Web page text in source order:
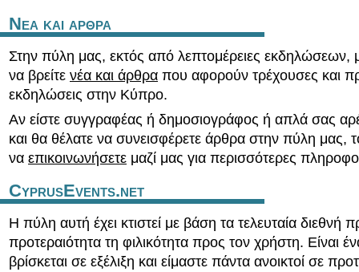
Νεα και αρθρα
Στην πύλη μας, εκτός από λεπτομέρειες εκδηλώσεων,
να βρείτε νέα και άρθρα που αφορούν τρέχουσες και
εκδηλώσεις στην Κύπρο.
Αν είστε συγγραφέας ή δημοσιογράφος ή απλά σας
και θα θέλατε να συνεισφέρετε άρθρα στην πύλη μας,
να επικοινωνήσετε μαζί μας για περισσότερες
CyprusEvents.net
Η πύλη αυτή έχει κτιστεί με βάση τα τελευταία διεθνή
προτεραιότητα τη φιλικότητα προς τον χρήστη. Είναι
βρίσκεται σε εξέλιξη και είμαστε πάντα ανοικτοί σε